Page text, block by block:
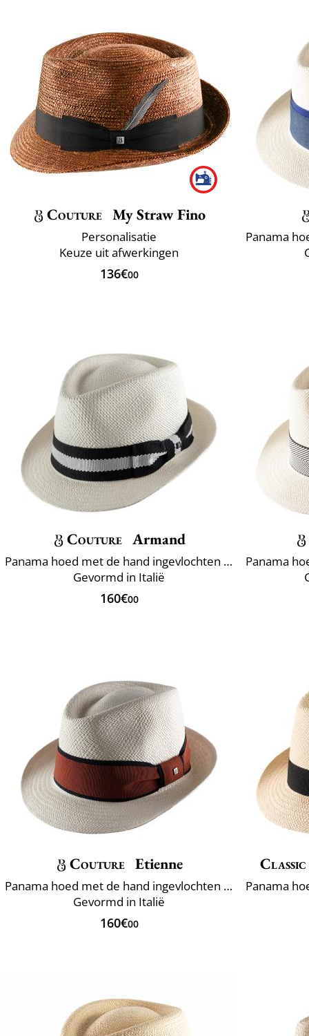
Couture My Straw Fino
Personalisatie
Keuze uit afwerkingen
136€00
Couture Armand
Panama hoed met de hand ingevlochten Ecuador
Gevormd in Italië
160€00
Couture Etienne
Panama hoed met de hand ingevlochten Ecuador
Gevormd in Italië
160€00